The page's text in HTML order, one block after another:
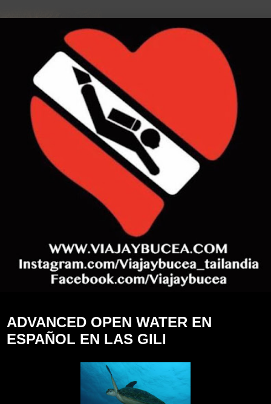
ADVANCED OPEN WATER EN
ESPAÑOL EN LAS GILI